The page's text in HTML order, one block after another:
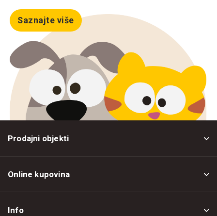
Saznajte više
Prodajni objekti
Online kupovina
Info